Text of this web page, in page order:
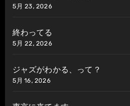
5月 23, 2026
終わってる
5月 22, 2026
ジャズがわかる、って？
5月 16, 2026